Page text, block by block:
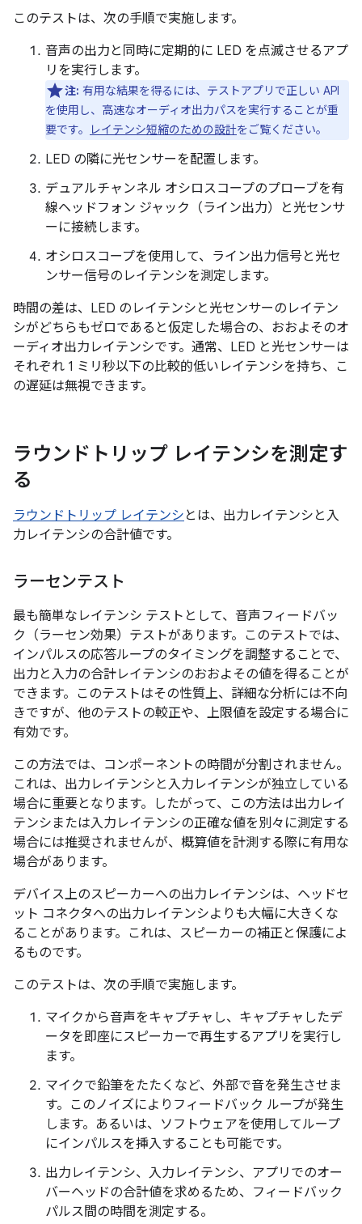
このテストは、次の手順で実施します。
音声の出力と同時に定期的に LED を点滅させるアプ
リを実行します。
注: 有用な結果を得るには、テストアプリで正しい API
を使用し、高速なオーディオ出力パスを実行することが重
要です。
レイテンシ短縮のための設計をご覧ください。
LED の隣に光センサーを配置します。
デュアルチャンネル オシロスコープのプローブを有
線ヘッドフォン ジャック（ライン出力）と光センサ
ーに接続します。
オシロスコープを使用して、ライン出力信号と光セ
ンサー信号のレイテンシを測定します。
時間の差は、LED のレイテンシと光センサーのレイテン
シがどちらもゼロであると仮定した場合の、おおよそのオ
ーディオ出力レイテンシです。通常、LED と光センサーは
それぞれ 1 ミリ秒以下の比較的低いレイテンシを持ち、こ
の遅延は無視できます。
ラウンドトリップ レイテンシを測定す
る
ラウンドトリップ レイテンシ とは、出力レイテンシと入
力レイテンシの合計値です。
ラーセンテスト
最も簡単なレイテンシ テストとして、音声フィードバッ
ク（ラーセン効果）テストがあります。このテストでは、
インパルスの応答ループのタイミングを調整することで、
出力と入力の合計レイテンシのおおよその値を得ることが
できます。このテストはその性質上、詳細な分析には不向
きですが、他のテストの較正や、上限値を設定する場合に
有効です。
この方法では、コンポーネントの時間が分割されません。
これは、出力レイテンシと入力レイテンシが独立している
場合に重要となります。したがって、この方法は出力レイ
テンシまたは入力レイテンシの正確な値を別々に測定する
場合には推奨されませんが、概算値を計測する際に有用な
場合があります。
デバイス上のスピーカーへの出力レイテンシは、ヘッドセ
ット コネクタへの出力レイテンシよりも大幅に大きくな
ることがあります。これは、スピーカーの補正と保護によ
るものです。
このテストは、次の手順で実施します。
マイクから音声をキャプチャし、キャプチャしたデ
ータを即座にスピーカーで再生するアプリを実行し
ます。
マイクで鉛筆をたたくなど、外部で音を発生させま
す。このノイズによりフィードバック ループが発生
します。あるいは、ソフトウェアを使用してループ
にインパルスを挿入することも可能です。
出力レイテンシ、入力レイテンシ、アプリでのオー
バーヘッドの合計値を求めるため、フィードバック
パルス間の時間を測定する。